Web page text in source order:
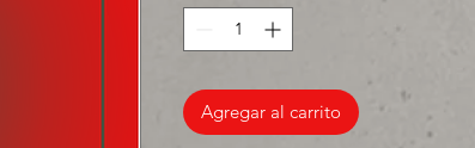
Agregar al carrito